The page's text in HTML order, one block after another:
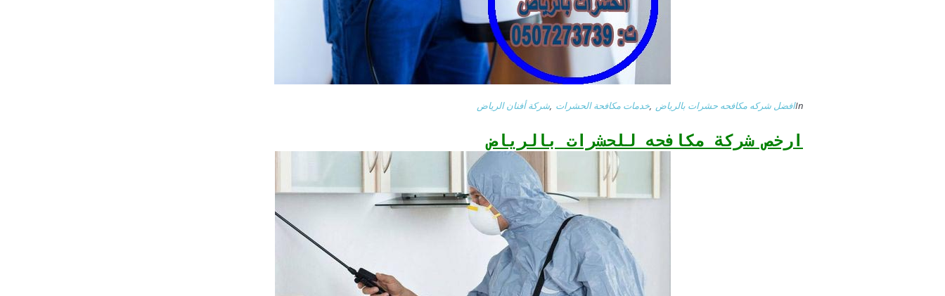
Inافضل شركه مكافحه حشرات بالرياض ,خدمات مكافحة الحشرات ,شركة أفنان الرياض
ارخص شركة مكافحه للحشرات بالرياض